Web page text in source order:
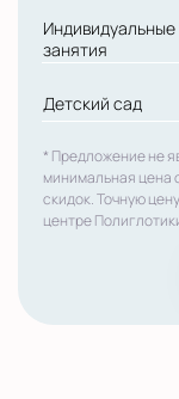
Индивидуальные
занятия
Детский сад
* Предложение не
минимальная цена
скидок. Точную
центре